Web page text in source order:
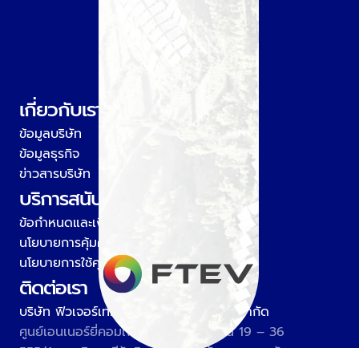
เกี่ยวกับเรา
ข้อมูลบริษัท
ข้อมูลธุรกิจ
ข่าวสารบริษัท
บริการสนับสนุน
ข้อกำหนดและเงื่อนไข
นโยบายการคุ้มครองข้อมูลส่วนบุคคล
นโยบายการใช้คุกกี้
ติดต่อเรา
บริษัท ฟิวเจอร์เทค เอนเนอร์ยี่ เวนเจอร์ส จำกัด
ศูนย์เอนเนอร์ยี่คอมเพล็กซ์ อาคาร A, ชั้น 19 – 36